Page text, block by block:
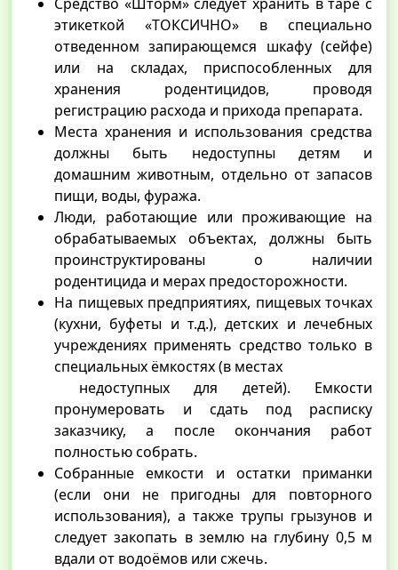
Средство «Шторм» следует хранить в таре с
этикеткой «ТОКСИЧНО» в специально
отведенном запирающемся шкафу (сейфе)
или на складах, приспособленных для
хранения родентицидов, проводя
регистрацию расхода и прихода препарата.
Места хранения и использования средства
должны быть недоступны детям и
домашним животным, отдельно от запасов
пищи, воды, фуража.
Люди, работающие или проживающие на
обрабатываемых объектах, должны быть
проинструктированы о наличии
родентицида и мерах предосторожности.
На пищевых предприятиях, пищевых точках
(кухни, буфеты и т.д.), детских и лечебных
учреждениях применять средство только в
специальных ёмкостях (в местах
недоступных для детей). Емкости
пронумеровать и сдать под расписку
заказчику, а после окончания работ
полностью собрать.
Собранные емкости и остатки приманки
(если они не пригодны для повторного
использования), а также трупы грызунов и
следует закопать в землю на глубину 0,5 м
вдали от водоёмов или сжечь.